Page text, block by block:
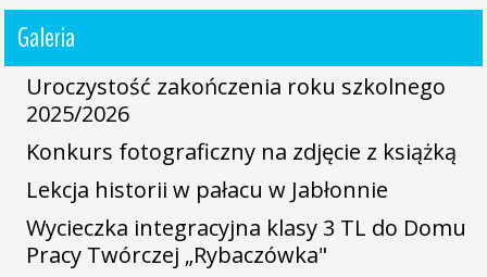
Galeria
Uroczystość zakończenia roku szkolnego
2025/2026
Konkurs fotograficzny na zdjęcie z książką
Lekcja historii w pałacu w Jabłonnie
Wycieczka integracyjna klasy 3 TL do Domu
Pracy Twórczej „Rybaczówka"